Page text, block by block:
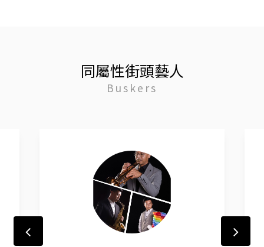
同屬性街頭藝人
Buskers